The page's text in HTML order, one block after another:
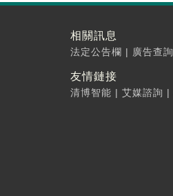
相關訊息
法定公告欄 | 廣告查詢
友情鏈接
清博智能 | 艾媒諮詢 |